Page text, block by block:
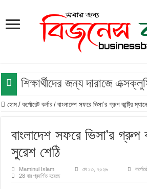
শিক্ষার্থীদের জন্য দারাজে
হোম / কর্পোরেট কর্নার / বাংলাদেশ সফরে ভিসা’র গ্রুপ কান্ট্রি
বাংলাদেশ সফরে ভিসা’র গ্রুপ
সুরেশ শেঠি
Maminul Islam মে ১৩, ২০২৬
28 বার প্রদর্শিত হয়েছে